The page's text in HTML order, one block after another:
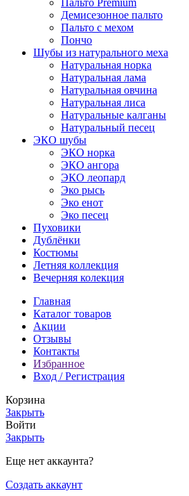
Демисезонное пальто
Пальто с мехом
Пончо
Шубы из натурального меха
Натуральная норка
Натуральная лама
Натуральная овчина
Натуральная лиса
Натуральные калганы
Натуральный песец
ЭКО шубы
ЭКО норка
ЭКО ангора
ЭКО леопард
Эко рысь
Эко енот
Эко песец
Пуховики
Дублёнки
Костюмы
Летняя коллекция
Вечерняя колекция
Главная
Каталог товаров
Акции
Отзывы
Контакты
Избранное
Вход / Регистрация
Корзина
Закрыть
Войти
Закрыть
Еще нет аккаунта?
Создать аккаунт